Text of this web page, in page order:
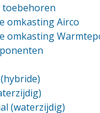
toebehoren
omkasting Airco
omkasting
(waterzijdig)